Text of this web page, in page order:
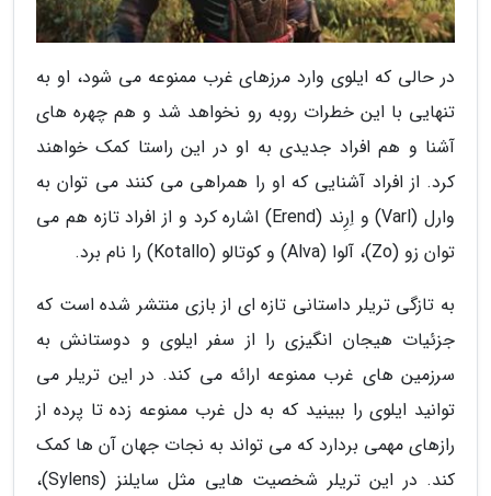
در حالی که ایلوی وارد مرزهای غرب ممنوعه می شود، او به
تنهایی با این خطرات روبه رو نخواهد شد و هم چهره های
آشنا و هم افراد جدیدی به او در این راستا کمک خواهند
کرد. از افراد آشنایی که او را همراهی می کنند می توان به
وارل (Varl) و اِرِند (Erend) اشاره کرد و از افراد تازه هم می
توان زو (Zo)، آلوا (Alva) و کوتالو (Kotallo) را نام برد.
به تازگی تریلر داستانی تازه ای از بازی منتشر شده است که
جزئیات هیجان انگیزی را از سفر ایلوی و دوستانش به
سرزمین های غرب ممنوعه ارائه می کند. در این تریلر می
توانید ایلوی را ببینید که به دل غرب ممنوعه زده تا پرده از
رازهای مهمی بردارد که می تواند به نجات جهان آن ها کمک
کند. در این تریلر شخصیت هایی مثل سایلنز (Sylens)،